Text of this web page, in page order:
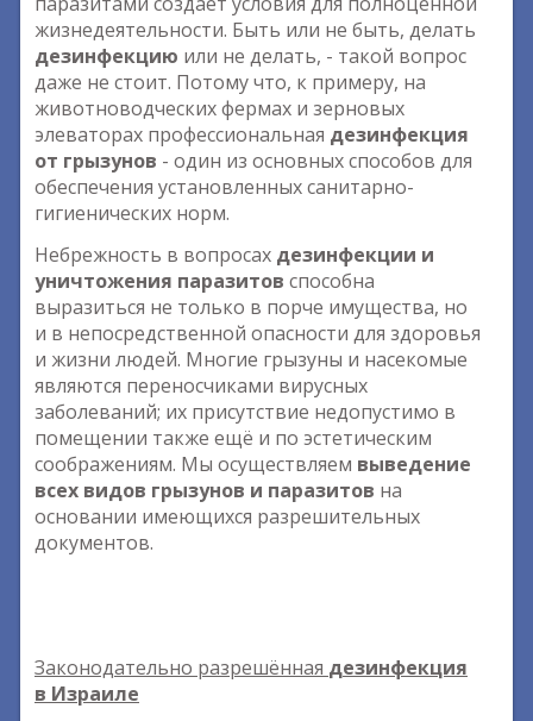
жизнедеятельности. Быть или не быть, делать
дезинфекцию или не делать, - такой вопрос
даже не стоит. Потому что, к примеру, на
животноводческих фермах и зерновых
элеваторах профессиональная дезинфекция
от грызунов - один из основных способов для
обеспечения установленных санитарно-
гигиенических норм.
Небрежность в вопросах дезинфекции и
уничтожения паразитов способна
выразиться не только в порче имущества, но
и в непосредственной опасности для здоровья
и жизни людей. Многие грызуны и насекомые
являются переносчиками вирусных
заболеваний; их присутствие недопустимо в
помещении также ещё и по эстетическим
соображениям. Мы осуществляем выведение
всех видов грызунов и паразитов на
основании имеющихся разрешительных
документов.
Законодательно разрешённая дезинфекция
в Израиле